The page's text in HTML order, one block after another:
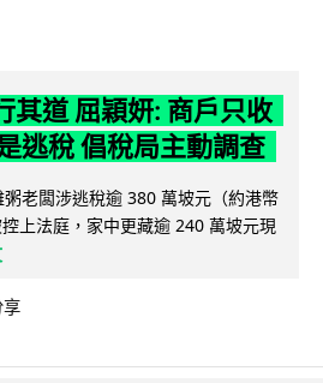
其道 屈穎妍: 商戶只收
逃稅 倡稅局主動調查
老闆涉逃稅逾 380 萬坡元（約港幣
上法庭，家中更藏逾 240 萬坡元現